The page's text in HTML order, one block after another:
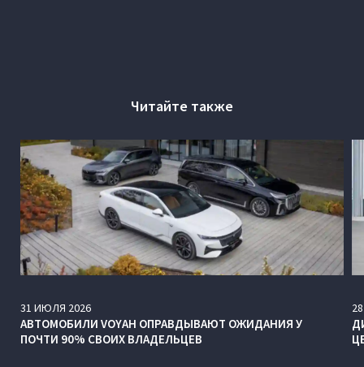
Читайте также
31 ИЮЛЯ 2026
АВТОМОБИЛИ VOYAH ОПРАВДЫВАЮТ ОЖИДАНИЯ У
ПОЧТИ 90% СВОИХ ВЛАДЕЛЬЦЕВ
28